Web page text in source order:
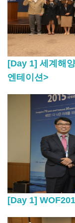
[Day 1] 세계해
엔테이션>
[Day 1]